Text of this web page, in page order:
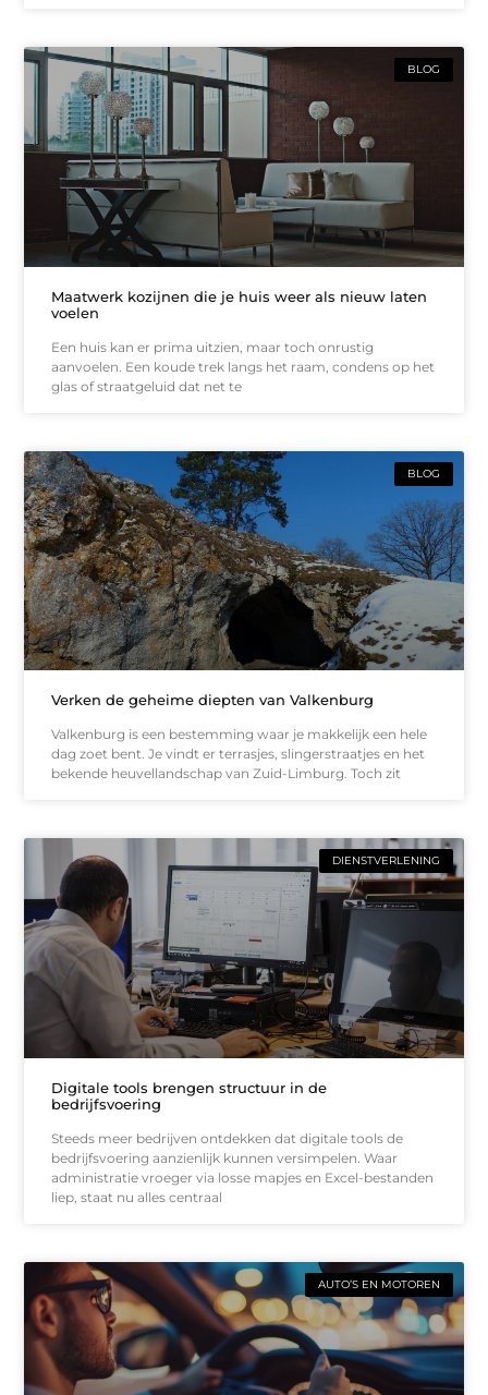
BLOG
Maatwerk kozijnen die je huis weer als nieuw laten
voelen
Een huis kan er prima uitzien, maar toch onrustig
aanvoelen. Een koude trek langs het raam, condens op het
glas of straatgeluid dat net te
BLOG
Verken de geheime diepten van Valkenburg
Valkenburg is een bestemming waar je makkelijk een hele
dag zoet bent. Je vindt er terrasjes, slingerstraatjes en het
bekende heuvellandschap van Zuid-Limburg. Toch zit
DIENSTVERLENING
Digitale tools brengen structuur in de
bedrijfsvoering
Steeds meer bedrijven ontdekken dat digitale tools de
bedrijfsvoering aanzienlijk kunnen versimpelen. Waar
administratie vroeger via losse mapjes en Excel-bestanden
liep, staat nu alles centraal
AUTO’S EN MOTOREN